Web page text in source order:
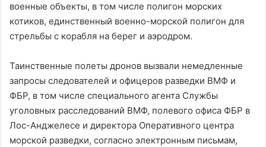
военные объекты, в том числе полигон морских
котиков, единственный военно-морской полигон для
стрельбы с корабля на берег и аэродром.
Таинственные полеты дронов вызвали немедленные
запросы следователей и офицеров разведки ВМФ и
ФБР, в том числе специального агента Службы
уголовных расследований ВМФ, полевого офиса ФБР в
Лос-Анджелесе и директора Оперативного центра
морской разведки, согласно электронным письмам,